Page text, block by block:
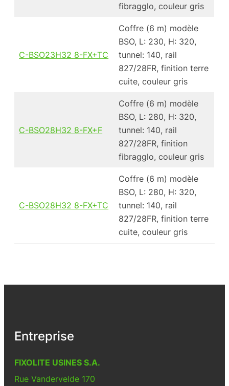
fibragglo, couleur gris
C-BSO23H32 8-FX+TC
Coffre (6 m) modèle
BSO, L: 230, H: 320,
tunnel: 140, rail
827/28FR, finition terre
cuite, couleur gris
C-BSO28H32 8-FX+F
Coffre (6 m) modèle
BSO, L: 280, H: 320,
tunnel: 140, rail
827/28FR, finition
fibragglo, couleur gris
C-BSO28H32 8-FX+TC
Coffre (6 m) modèle
BSO, L: 280, H: 320,
tunnel: 140, rail
827/28FR, finition terre
cuite, couleur gris
Entreprise
FIXOLITE USINES S.A.
Rue Vandervelde 170